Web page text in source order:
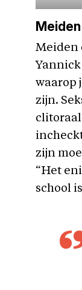
Meiden
waarop
zijn.
zijn
“Het
school